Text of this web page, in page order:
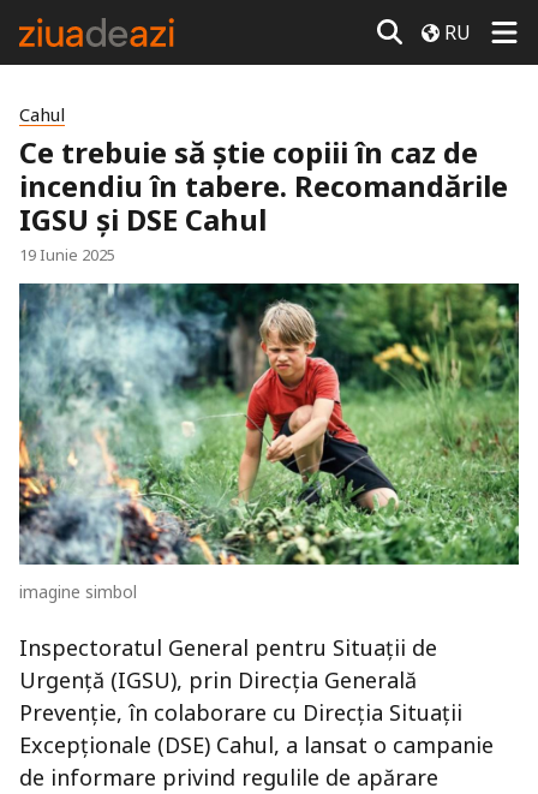
RU
Cahul
Ce trebuie să știe copiii în caz de
incendiu în tabere. Recomandările
IGSU și DSE Cahul
19 Iunie 2025
imagine simbol
Inspectoratul General pentru Situații de
Urgență (IGSU), prin Direcția Generală
Prevenție, în colaborare cu Direcția Situații
Excepționale (DSE) Cahul, a lansat o campanie
de informare privind regulile de apărare